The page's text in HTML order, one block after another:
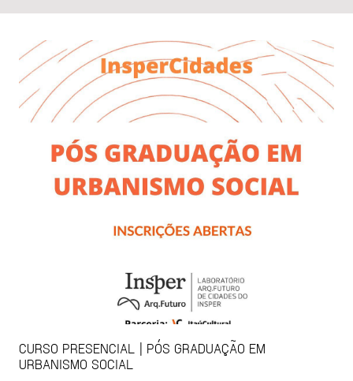
CURSO PRESENCIAL | PÓS GRADUAÇÃO EM
URBANISMO SOCIAL